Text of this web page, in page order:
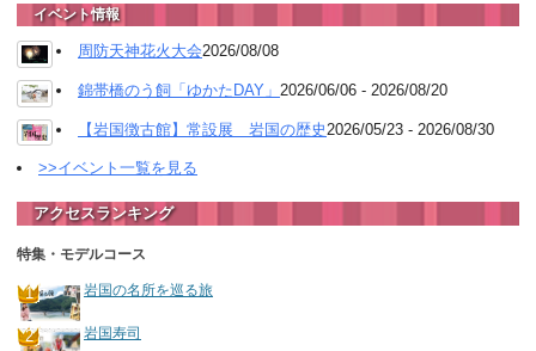
イベント情報
周防天神花火大会2026/08/08
錦帯橋のう飼「ゆかたDAY」 2026/06/06 - 2026/08/20
【岩国徴古館】常設展 岩国の歴史 2026/05/23 - 2026/08/30
>>イベント一覧を見る
アクセスランキング
特集・モデルコース
岩国の名所を巡る旅
岩国寿司